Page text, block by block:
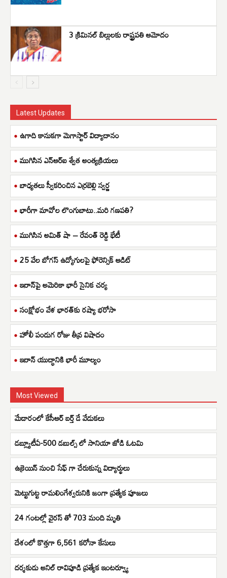
3 క్రిమినల్ బిల్లులకు రాష్ట్రపతి ఆమోదం
Latest Updates
ఉగాది కానుకగా మెగాస్టార్ విద్యాదానం
ముగిసిన ఎన్ఆర్ఐ శ్వేత అంత్యక్రియలు
బాధ్యతలు స్వీకరించిన ఎర్రబెల్లి స్వర్ణ
భారీగా మావోల లొంగుబాటు..మరి గణపతి?
ముగిసిన అమిత్ షా – రేవంత్ రెడ్డి భేటీ
25 వేల బోగస్ ఉద్యోగులపై ఫోరెన్సిక్ ఆడిట్
ఇరాన్‌పై అమెరికా భారీ సైనిక చర్య
సంక్షోభం వేళ భారత్‌కు రష్యా భరోసా
హోలీ పండుగ రోజు తీవ్ర విషాదం
ఇరాన్ యుద్ధానికి భారీ మూల్యం
Most Viewed
మేడారంలో కేసీఆర్ బర్త్ డే వేడుకలు
డబ్ల్యూటీఏ-500 డబుల్స్ లో సానియా జోడి ఓటమి
ఉక్రెయిన్ నుంచి సేఫ్ గా చేరుకున్న విద్యార్థులు
మెట్టుగుట్ట రామలింగేశ్వరునికి జంగా ప్రత్యేక పూజలు
24 గంటల్లో వైరస్ తో 703 మంది మృతి
దేశంలో కొత్తగా 6,561 కరోనా కేసులు
దర్శకుడు అనిల్ రావిపూడి ప్రత్యేక ఇంటర్వ్యూ